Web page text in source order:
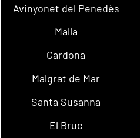
Avinyonet del Penedès
Malla
Cardona
Malgrat de Mar
Santa Susanna
El Bruc